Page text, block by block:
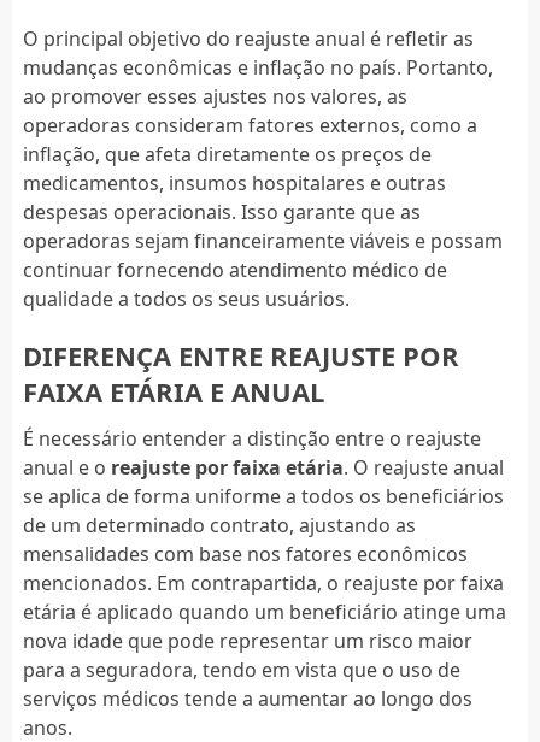
O principal objetivo do reajuste anual é refletir as
mudanças econômicas e inflação no país. Portanto,
ao promover esses ajustes nos valores, as
operadoras consideram fatores externos, como a
inflação, que afeta diretamente os preços de
medicamentos, insumos hospitalares e outras
despesas operacionais. Isso garante que as
operadoras sejam financeiramente viáveis e possam
continuar fornecendo atendimento médico de
qualidade a todos os seus usuários.
DIFERENÇA ENTRE REAJUSTE POR
FAIXA ETÁRIA E ANUAL
É necessário entender a distinção entre o reajuste
anual e o reajuste por faixa etária. O reajuste anual
se aplica de forma uniforme a todos os beneficiários
de um determinado contrato, ajustando as
mensalidades com base nos fatores econômicos
mencionados. Em contrapartida, o reajuste por faixa
etária é aplicado quando um beneficiário atinge uma
nova idade que pode representar um risco maior
para a seguradora, tendo em vista que o uso de
serviços médicos tende a aumentar ao longo dos
anos.